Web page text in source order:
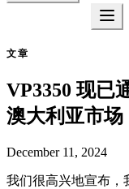
文章
VP3350 现已
澳大利亚市场
December 11, 2024
我们很高兴地宣布，